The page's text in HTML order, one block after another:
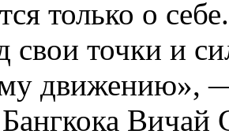
только о
свои точки и
движению»,
Вичай